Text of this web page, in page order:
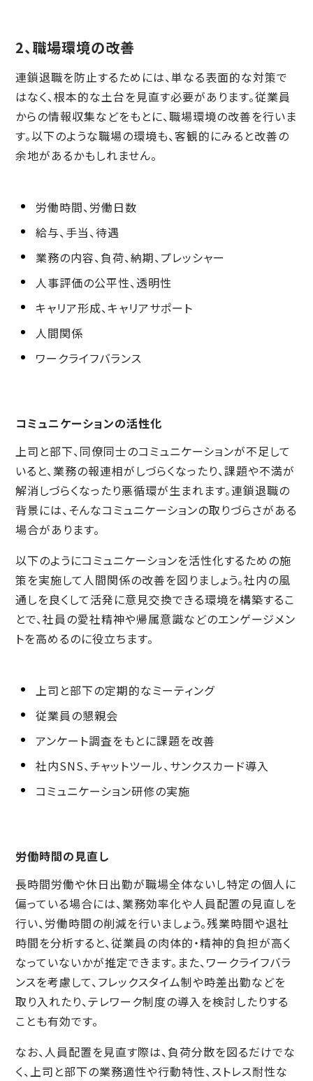
2、職場環境の改善
連鎖退職を防止するためには、単なる表面的な対策で
はなく、根本的な土台を見直す必要があります。従業員
からの情報収集などをもとに、職場環境の改善を行いま
す。以下のような職場の環境も、客観的にみると改善の
余地があるかもしれません。
労働時間、労働日数
給与、手当、待遇
業務の内容、負荷、納期、プレッシャー
人事評価の公平性、透明性
キャリア形成、キャリアサポート
人間関係
ワークライフバランス
コミュニケーションの活性化
上司と部下、同僚同士のコミュニケーションが不足して
いると、業務の報連相がしづらくなったり、課題や不満が
解消しづらくなったり悪循環が生まれます。連鎖退職の
背景には、そんなコミュニケーションの取りづらさがある
場合があります。
以下のようにコミュニケーションを活性化するための施
策を実施して人間関係の改善を図りましょう。社内の風
通しを良くして活発に意見交換できる環境を構築するこ
とで、社員の愛社精神や帰属意識などのエンゲージメン
トを高めるのに役立ちます。
上司と部下の定期的なミーティング
従業員の懇親会
アンケート調査をもとに課題を改善
社内SNS、チャットツール、サンクスカード導入
コミュニケーション研修の実施
労働時間の見直し
長時間労働や休日出勤が職場全体ないし特定の個人に
偏っている場合には、業務効率化や人員配置の見直しを
行い、労働時間の削減を行いましょう。残業時間や退社
時間を分析すると、従業員の肉体的・精神的負担が高く
なっていないかが推定できます。また、ワークライフバラ
ンスを考慮して、フレックスタイム制や時差出勤などを
取り入れたり、テレワーク制度の導入を検討したりする
ことも有効です。
なお、人員配置を見直す際は、負荷分散を図るだけでな
く、上司と部下の業務適性や行動特性、ストレス耐性な